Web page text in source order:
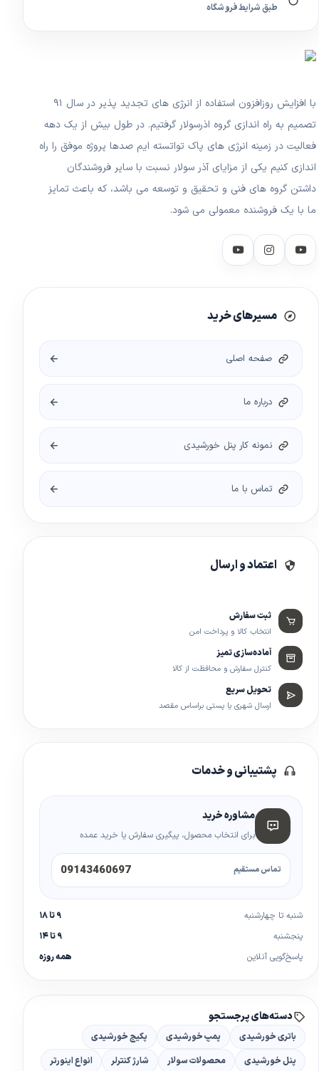
طبق شرایط فروشگاه
با افزایش روزافزون استفاده از انرژی های تجدید پذیر در سال ۹۱
تصمیم به راه اندازی گروه اذرسولار گرفتیم. در طول بیش از یک دهه
فعالیت در زمینه انرژی های پاک تواتسته ایم صدها پروژه موفق را راه
اندازی کنیم یکی از مزایای آذر سولار نسبت با سایر فروشندگان
داشتن گروه های فنی و تحقیق و توسعه می باشد، که باعث تمایز
ما با یک فروشنده معمولی می شود.
مسیرهای خرید
صفحه اصلی
درباره ما
نمونه کار پنل خورشیدی
تماس با ما
اعتماد و ارسال
ثبت سفارش
انتخاب کالا و پرداخت امن
آماده‌سازی تمیز
کنترل سفارش و محافظت از کالا
تحویل سریع
ارسال شهری یا پستی براساس مقصد
پشتیبانی و خدمات
مشاوره خرید
برای انتخاب محصول، پیگیری سفارش یا خرید عمده
تماس مستقیم 09143460697
شنبه تا چهارشنبه
۹ تا ۱۸
پنجشنبه
۹ تا ۱۴
پاسخ‌گویی آنلاین
همه روزه
دسته‌های پرجستجو
باتری خورشیدی پمپ خورشیدی
پکیج خورشیدی
پنل خورشیدی
محصولات سولار شارژ کنترلر انواع اینورتر